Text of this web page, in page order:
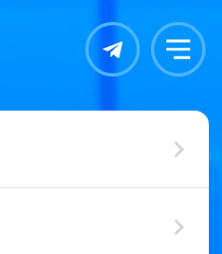
Контакты Меню